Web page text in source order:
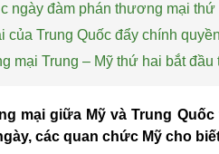
ngày đàm phán thương mại thứ
Trung Quốc đẩy chính
mại Trung – Mỹ thứ hai bắt đầu
mại giữa Mỹ và Trung
các quan chức Mỹ cho